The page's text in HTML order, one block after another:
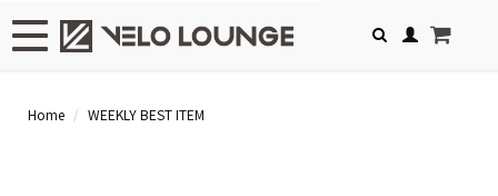
Toggle navigation
Home WEEKLY BEST ITEM